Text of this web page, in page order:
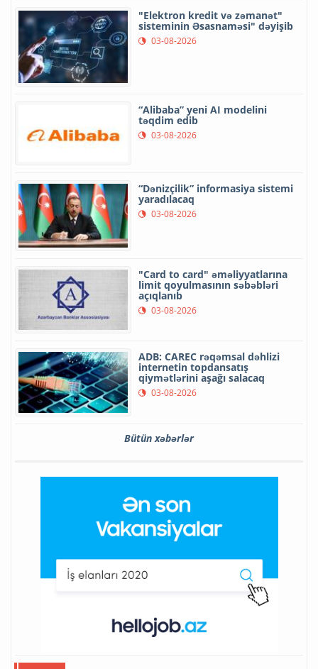
"Elektron kredit və zəmanət"
sisteminin Əsasnaməsi" dəyişib
03-08-2026
“Alibaba” yeni AI modelini
təqdim edib
03-08-2026
“Dənizçilik” informasiya sistemi
yaradılacaq
03-08-2026
"Card to card" əməliyyatlarına
limit qoyulmasının səbəbləri
açıqlanıb
03-08-2026
ADB: CAREC rəqəmsal dəhlizi
internetin topdansatış
qiymətlərini aşağı salacaq
03-08-2026
Bütün xəbərlər